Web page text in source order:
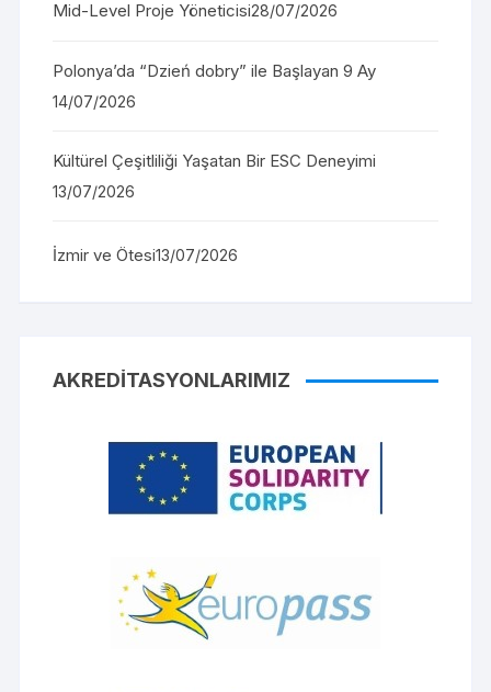
Mid-Level Proje Yöneticisi28/07/2026
Polonya’da “Dzień dobry” ile Başlayan 9 Ay
14/07/2026
Kültürel Çeşitliliği Yaşatan Bir ESC Deneyimi
13/07/2026
İzmir ve Ötesi13/07/2026
AKREDITASYONLARIMIZ